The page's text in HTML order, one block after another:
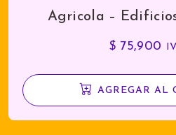
Agricola –
$ 75,900
AGREGAR AL